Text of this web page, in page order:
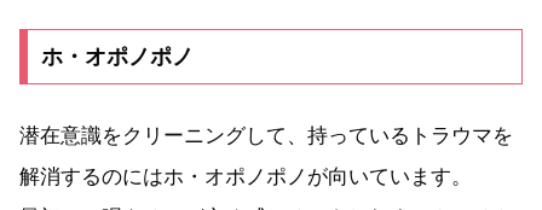
‎ホ・オポノポノ
潜在意識をクリーニングして、持っているトラウマを
解消するのには‎ホ・オポノポノが向いています。